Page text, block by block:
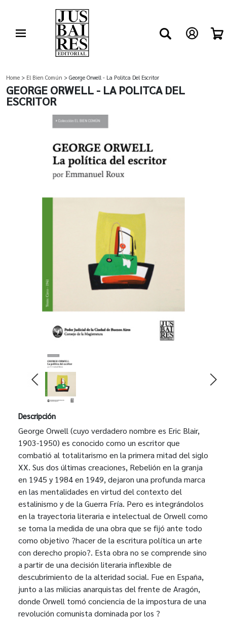
Home > El Bien Común > George Orwell - La Politca Del Escritor
GEORGE ORWELL - LA POLITCA DEL
ESCRITOR
Descripción
George Orwell (cuyo verdadero nombre es Eric Blair,
1903-1950) es conocido como un escritor que
combatió al totalitarismo en la primera mitad del siglo
XX. Sus dos últimas creaciones, Rebelión en la granja
en 1945 y 1984 en 1949, dejaron una profunda marca
en las mentalidades en virtud del contexto del
estalinismo y de la Guerra Fría. Pero es integrándolos
en la trayectoria literaria e intelectual de Orwell como
se toma la medida de una obra que se fijó ante todo
como objetivo ?hacer de la escritura política un arte
con derecho propio?. Esta obra no se comprende sino
a partir de una decisión literaria inflexible de
descubrimiento de la alteridad social. Fue en España,
junto a las milicias anarquistas del frente de Aragón,
donde Orwell tomó conciencia de la impostura de una
revolución comunista dominada por los ?